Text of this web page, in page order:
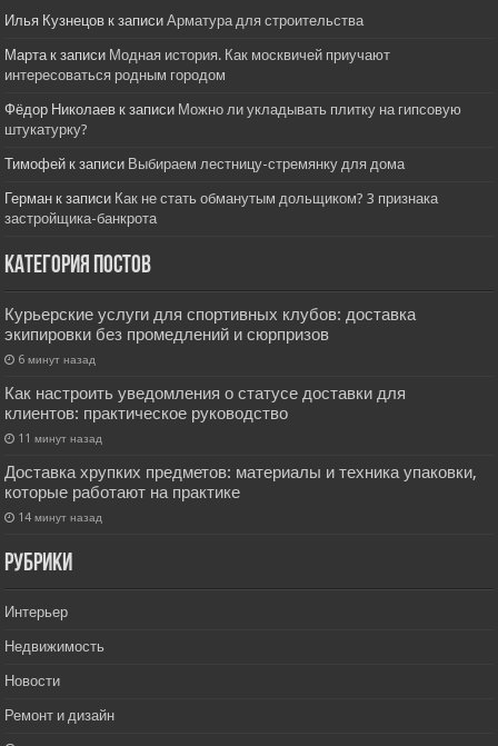
Илья Кузнецов к записиАрматура для строительства
Мартак записи Модная история. Как москвичей приучают
интересоваться родным городом
Фёдор Николаев к записи Можно ли укладывать плитку на гипсовую
штукатурку?
Тимофей к записи Выбираем лестницу-стремянку для дома
Герман к записи Как не стать обманутым дольщиком? 3 признака
застройщика-банкрота
Категория постов
Курьерские услуги для спортивных клубов: доставка
экипировки без промедлений и сюрпризов
6 минут назад
Как настроить уведомления о статусе доставки для
клиентов: практическое руководство
11 минут назад
Доставка хрупких предметов: материалы и техника упаковки,
которые работают на практике
14 минут назад
РУбрики
Интерьер
Недвижимость
Новости
Ремонт и дизайн